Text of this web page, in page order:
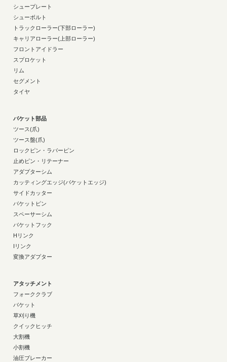
シュープレート
シューボルト
トラックローラー(下部ローラー)
キャリアローラー(上部ローラー)
フロントアイドラー
スプロケット
リム
セグメント
タイヤ
バケット部品
ツース(爪)
ツース盤(爪)
ロックピン・ラバーピン
止めピン・リテーナー
アダプターシム
カッティングエッジ(バケットエッジ)
サイドカッター
バケットピン
スペーサーシム
バケットフック
Hリンク
Iリンク
変換アダプター
アタッチメント
フォーククラブ
バケット
草刈り機
クイックヒッチ
大割機
小割機
油圧ブレーカー